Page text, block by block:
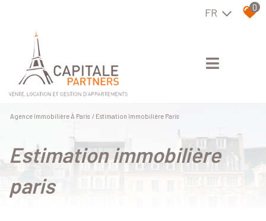
FR 0
Agence Immobilière À Paris Estimation Immobilière Paris
estimation immobilière
paris